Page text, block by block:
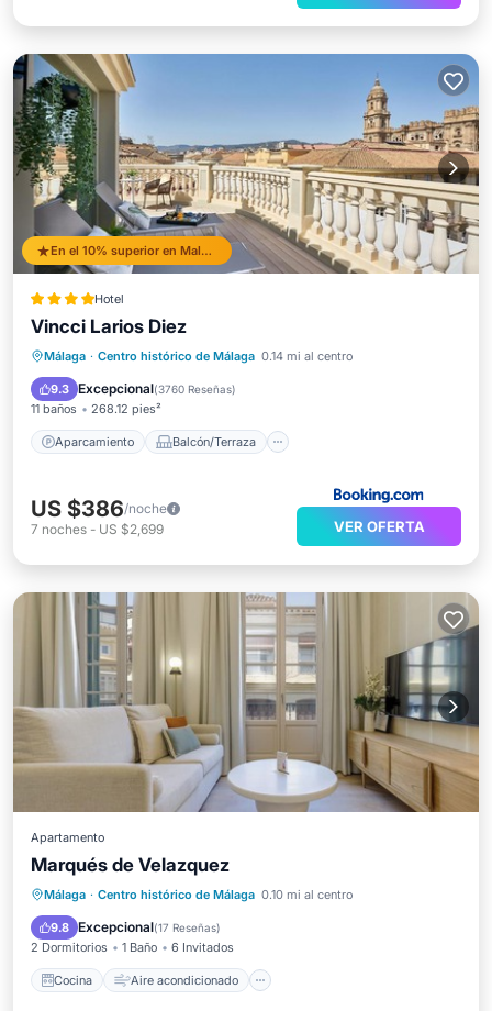
En el 10% superior en Malaga Historic Centre
Hotel
Vincci Larios Diez
Málaga · Centro histórico de Málaga 0.14 mi al centro
9.3 Excepcional(3760 Reseñas)
11 baños 268.12 pies²
Aparcamiento Balcón/Terraza
Aparcamiento
Balcón/Terraza
Aire acondicionado
US $386/noche
7 noches - US $2,699 VER OFERTA
Apartamento
Marqués de Velazquez
Málaga · Centro histórico de Málaga 0.10 mi al centro
9.8 Excepcional(17 Reseñas)
2 Dormitorios 1 Baño 6 Invitados
Cocina Aire acondicionado
Cocina Aire acondicionado
Internet
Se admiten mascotas